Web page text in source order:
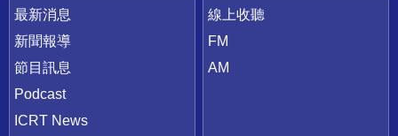
最新消息
新聞報導
節目訊息
Podcast
ICRT News
線上收聽
FM
AM